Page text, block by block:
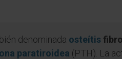
denominada osteítis
paratiroidea (PTH). La